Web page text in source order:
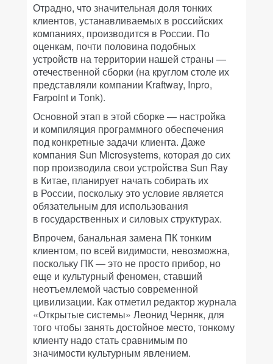
Отрадно, что значительная доля тонких
клиентов, устанавливаемых в российских
компаниях, производится в России. По
оценкам, почти половина подобных
устройств на территории нашей страны —
отечественной сборки (на круглом столе их
представляли компании Kraftway, Inpro,
Farpoint и Tonk).
Основной этап в этой сборке — настройка
и компиляция программного обеспечения
под конкретные задачи клиента. Даже
компания Sun Microsystems, которая до сих
пор производила свои устройства Sun Ray
в Китае, планирует начать собирать их
в России, поскольку это условие является
обязательным для использования
в государственных и силовых структурах.
Впрочем, банальная замена ПК тонким
клиентом, по всей видимости, невозможна,
поскольку ПК — это не просто прибор, но
еще и культурный феномен, ставший
неотъемлемой частью современной
цивилизации. Как отметил редактор журнала
«Открытые системы» Леонид Черняк, для
того чтобы занять достойное место, тонкому
клиенту надо стать сравнимым по
значимости культурным явлением.